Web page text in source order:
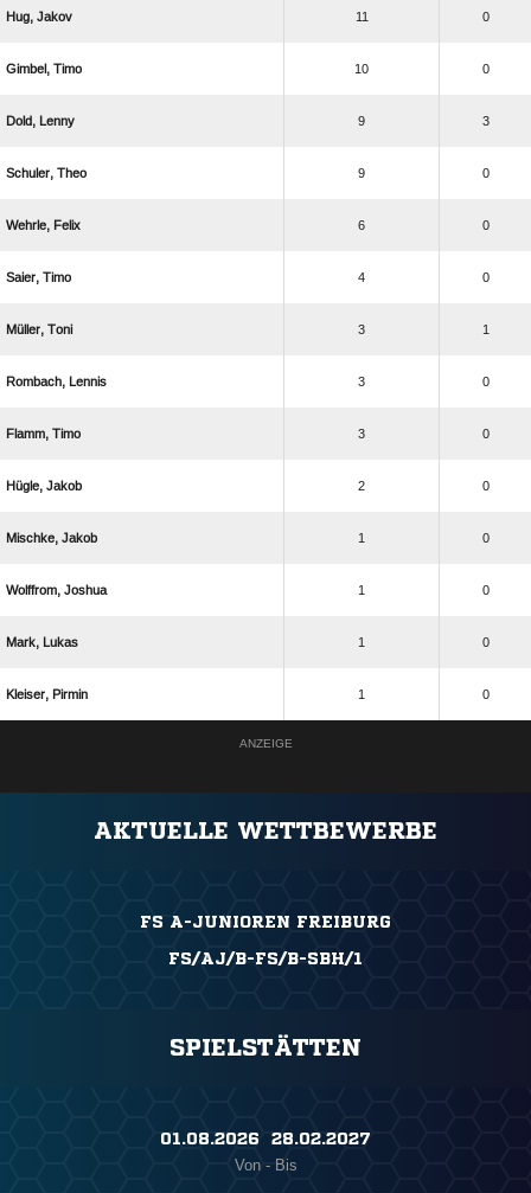
  11 0
  10 0
  9 3
  9 0
  6 0
  4 0
  3 1
  3 0
  3 0
  2 0
  1 0
  1 0
  1 0
  1 0
ANZEIGE
AKTUELLE WETTBEWERBE
FS A-JUNIOREN FREIBURG
FS/AJ/B-FS/B-SBH/1
SPIELSTÄTTEN
01.08.2026 ​ 28.02.2027
Von - Bis